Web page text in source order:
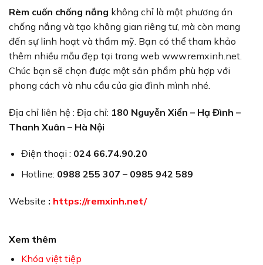
Rèm cuốn chống nắng không chỉ là một phương án
chống nắng và tạo không gian riêng tư, mà còn mang
đến sự linh hoạt và thẩm mỹ. Bạn có thể tham khảo
thêm nhiều mẫu đẹp tại trang web www.remxinh.net.
Chúc bạn sẽ chọn được một sản phẩm phù hợp với
phong cách và nhu cầu của gia đình mình nhé.
Địa chỉ liên hệ : Địa chỉ: 180 Nguyễn Xiển – Hạ Đình –
Thanh Xuân – Hà Nội
Điện thoại : 024 66.74.90.20
Hotline: 0988 255 307 – 0985 942 589
Website : https://remxinh.net/
Xem thêm
Khóa việt tiệp